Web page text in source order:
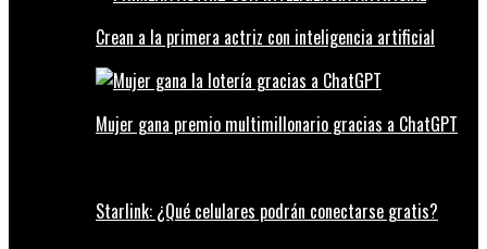
Crean a la primera actriz con inteligencia artificial
Mujer gana premio multimillonario gracias a ChatGPT
Starlink: ¿Qué celulares podrán conectarse gratis?